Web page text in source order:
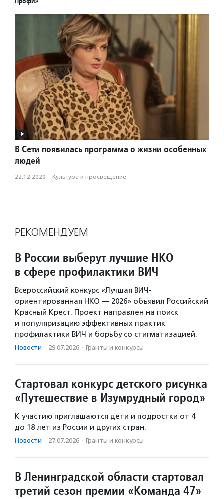
В Сети появилась программа о жизни особенных
людей
22.12.2020 · Культура и просвещение
РЕКОМЕНДУЕМ
В России выберут лучшие НКО
в сфере профилактики ВИЧ
Всероссийский конкурс «Лучшая ВИЧ-
ориентированная НКО — 2026» объявил Российский
Красный Крест. Проект направлен на поиск
и популяризацию эффективных практик
профилактики ВИЧ и борьбу со стигматизацией.
Новости · 29.07.2026 · Гранты и конкурсы
Стартовал конкурс детского рисунка
«Путешествие в Изумрудный город»
К участию приглашаются дети и подростки от 4
до 18 лет из России и других стран.
Новости · 27.07.2026 · Гранты и конкурсы
В Ленинградской области стартовал
третий сезон премии «Команда 47»